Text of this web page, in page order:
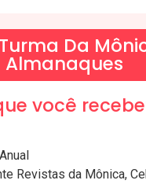
Da
Almanaques
você
Revistas da Mônica,